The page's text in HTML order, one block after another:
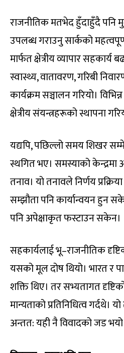
राजनीतिक मतभेद हुँदाहुँदै पनि
उपलब्ध गराउनु सार्कको
मार्फत क्षेत्रीय व्यापार सहकार्य
स्वास्थ्य, वातावरण, गरिबी
कार्यक्रम सञ्चालन गरियो।
क्षेत्रीय संयन्त्रहरूको स्थापना
यद्यपि, पछिल्लो समय शिखर
स्थगित भए। समस्याको केन्द्रमा
तनाव। यो तनावले निर्णय
सम्झौता पनि कार्यान्वयन हुन
पनि अपेक्षाकृत फस्टाउन सकेन।
सहकार्यलाई भू–राजनीतिक
यसको मूल दोष थियो। भारत र
शक्ति थिए। तर सभ्यतागत
मान्यताको प्रतिनिधित्व गर्दथे।
अन्तत: यही नै विवादको जड